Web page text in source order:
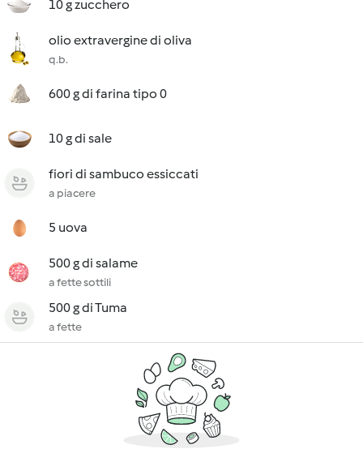
10 g zucchero
olio extravergine di oliva
q.b.
600 g di farina tipo 0
10 g di sale
fiori di sambuco essiccati
a piacere
5 uova
500 g di salame
a fette sottili
500 g di Tuma
a fette